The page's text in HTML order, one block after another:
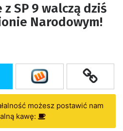
z SP 9 walczą dziś
Narodowym!
możesz postawić nam
kawę: